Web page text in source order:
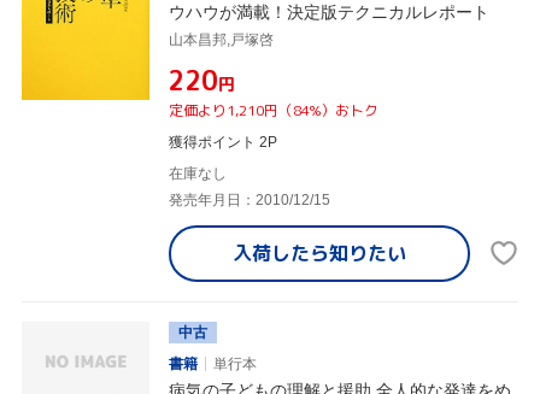
ウハウが満載！決定版テクニカルレポート
山本昌邦,戸塚啓
¥220円
定価より1,210円（84%）おトク
獲得ポイント 2P
在庫なし
発売年月日：2010/12/15
入荷したら知りたい
中古
書籍
単行本
病気の子どもの理解と援助 全人的な発達をめ